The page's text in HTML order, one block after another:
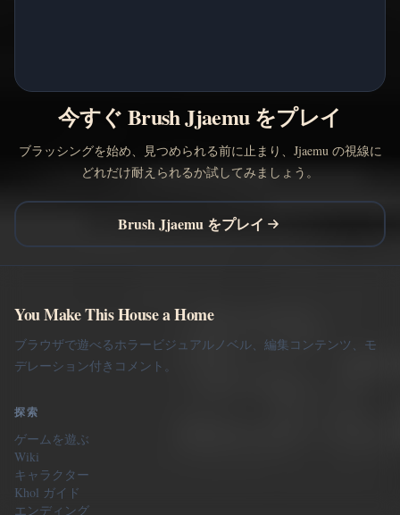
今すぐ Brush Jjaemu をプレイ
ブラッシングを始め、見つめられる前に止まり、Jjaemu の視線に
どれだけ耐えられるか試してみましょう。
Brush Jjaemu をプレイ
You Make This House a Home
ブラウザで遊べるホラービジュアルノベル、編集コンテンツ、モ
デレーション付きコメント。
探索
ゲームを遊ぶ
Wiki
キャラクター
Khol ガイド
エンディング